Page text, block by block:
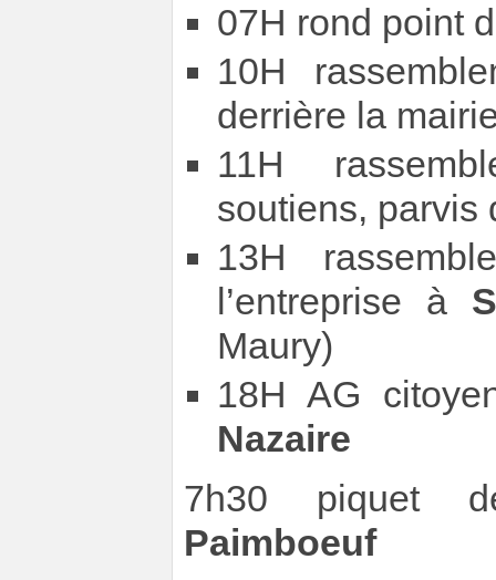
07H rond point
10H
derrière la
11H
soutiens,
13H
l’entreprise à
Maury)
18H AG
Nazaire
7h30 piquet
Paimboeuf